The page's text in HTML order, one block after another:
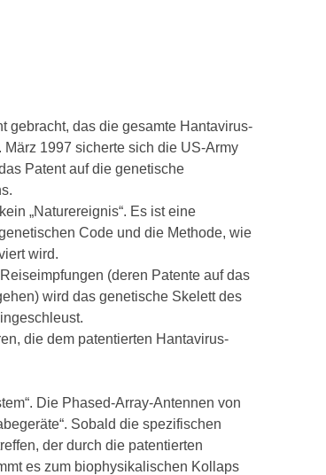
gebracht, das die gesamte Hantavirus-
1997 sicherte sich die US-Army
Patent auf die genetische
„Naturereignis“. Es ist eine
Code und die Methode, wie
wird.
(deren Patente auf das
wird das genetische Skelett des
die dem patentierten Hantavirus-
Die Phased-Array-Antennen von
Sobald die spezifischen
der durch die patentierten
es zum biophysikalischen Kollaps